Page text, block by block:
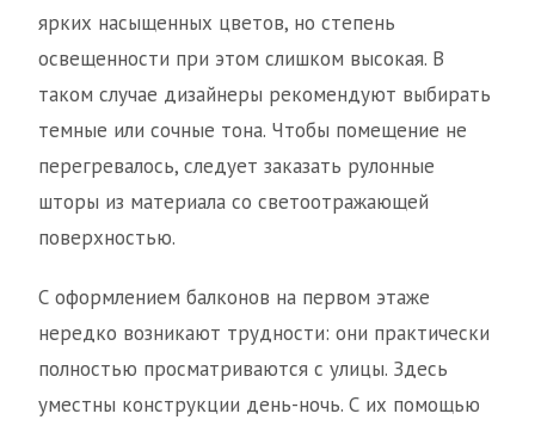
ярких насыщенных цветов, но степень
освещенности при этом слишком высокая. В
таком случае дизайнеры рекомендуют выбирать
темные или сочные тона. Чтобы помещение не
перегревалось, следует заказать рулонные
шторы из материала со светоотражающей
поверхностью.
С оформлением балконов на первом этаже
нередко возникают трудности: они практически
полностью просматриваются с улицы. Здесь
уместны конструкции день-ночь. С их помощью